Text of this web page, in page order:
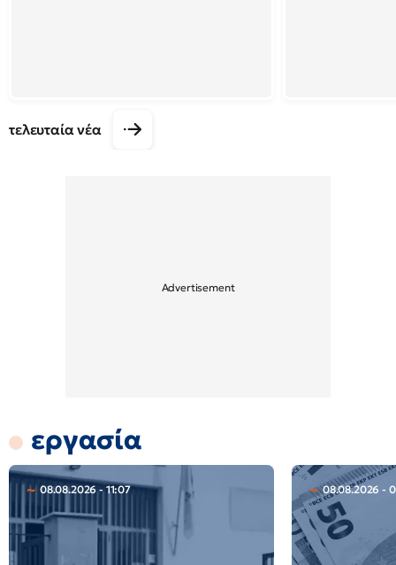
τελευταία νέα
εργασία
08.08.2026 - 11:07 08.08.2026 -